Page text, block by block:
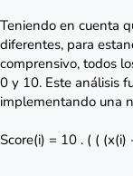
Teniendo en cuenta
diferentes, para
comprensivo, todos
0 y 10. Este análisis
implementando una
Score(i) = 10 . ( (